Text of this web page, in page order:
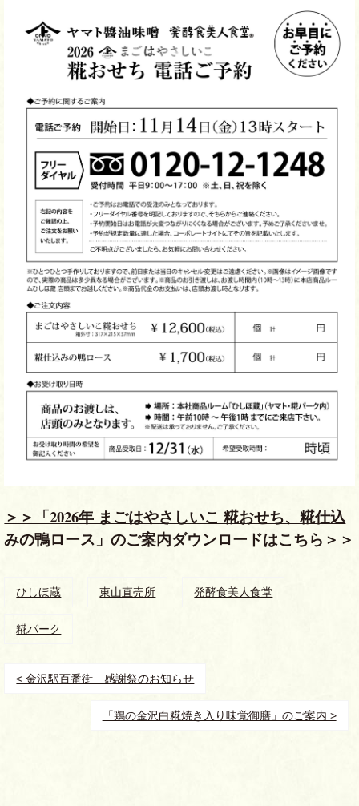
＞＞「2026年 まごはやさしいこ 糀おせち、糀仕込
みの鴨ロース」のご案内ダウンロードはこちら＞＞
ひしほ蔵 東山直売所 発酵食美人食堂
糀パーク
< 金沢駅百番街 感謝祭のお知らせ
「鶏の金沢白糀焼き入り味覚御膳」のご案内 >